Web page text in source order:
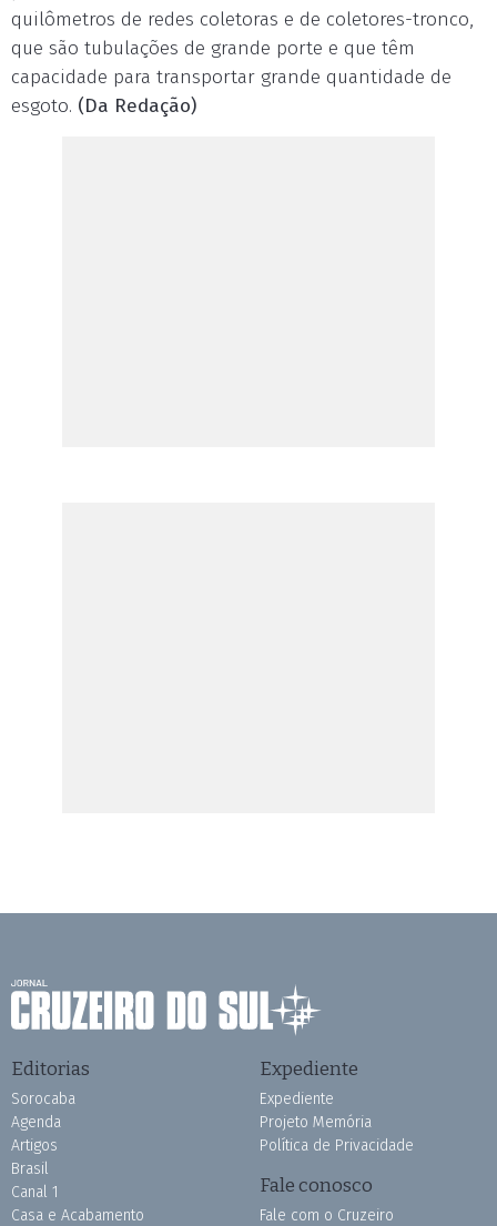
quilômetros de redes coletoras e de coletores-tronco,
que são tubulações de grande porte e que têm
capacidade para transportar grande quantidade de
esgoto. (Da Redação)
Editorias
Sorocaba
Agenda
Artigos
Brasil
Canal 1
Casa e Acabamento
Expediente
Expediente
Projeto Memória
Política de Privacidade
Fale conosco
Fale com o Cruzeiro